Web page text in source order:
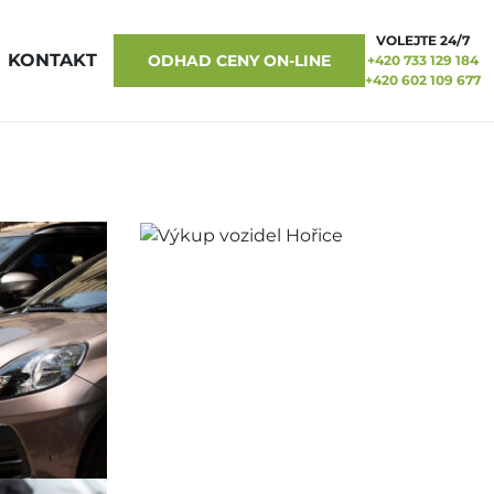
KONTAKT ODHAD CENY ON-LINE
VOLEJTE 24/7
+420 733 129 184
+420 602 109 677